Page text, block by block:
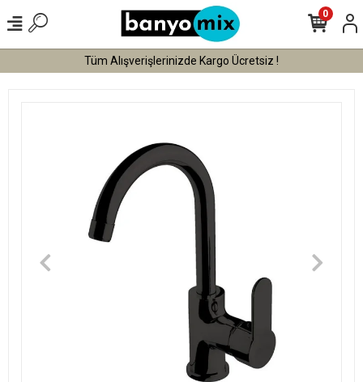
Tüm Alışverişlerinizde Kargo Ücretsiz !
0